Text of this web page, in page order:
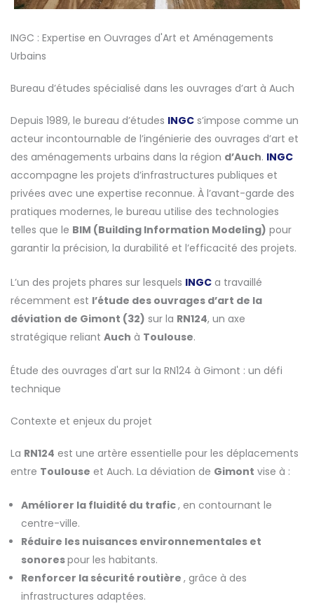
INGC : Expertise en Ouvrages d'Art et Aménagements
Urbains
Bureau d’études spécialisé dans les ouvrages d’art à Auch
Depuis 1989, le bureau d’études INGC s’impose comme un
acteur incontournable de l’ingénierie des ouvrages d’art et
des aménagements urbains dans la région d’Auch. INGC
accompagne les projets d’infrastructures publiques et
privées avec une expertise reconnue. À l’avant-garde des
pratiques modernes, le bureau utilise des technologies
telles que le BIM (Building Information Modeling) pour
garantir la précision, la durabilité et l’efficacité des projets.
L’un des projets phares sur lesquels INGC a travaillé
récemment est l’étude des ouvrages d’art de la
déviation de Gimont (32) sur la RN124, un axe
stratégique reliant Auch à Toulouse.
Étude des ouvrages d'art sur la RN124 à Gimont : un défi
technique
Contexte et enjeux du projet
La RN124 est une artère essentielle pour les déplacements
entre Toulouse et Auch. La déviation de Gimont vise à :
Améliorer la fluidité du trafic, en contournant le
centre-ville.
Réduire les nuisances environnementales et
sonorespour les habitants.
Renforcer la sécurité routière , grâce à des
infrastructures adaptées.